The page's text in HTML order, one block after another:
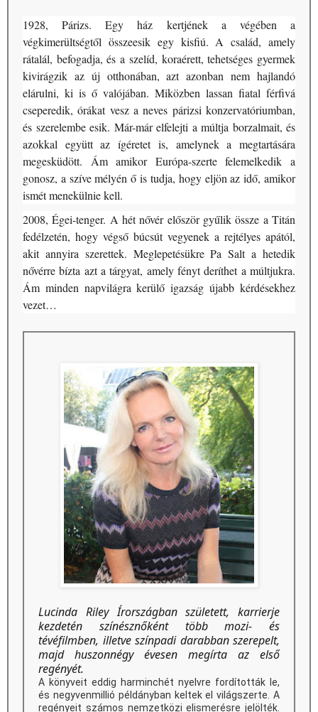
1928, Párizs. Egy ház kertjének a végében a
végkimerültségtől összeesik egy kisfiú. A család, amely
rátalál, befogadja, és a szelíd, koraérett, tehetséges gyermek
kivirágzik az új otthonában, azt azonban nem hajlandó
elárulni, ki is ő valójában. Miközben lassan fiatal férfivá
cseperedik, órákat vesz a neves párizsi konzervatóriumban,
és szerelembe esik. Már-már elfelejti a múltja borzalmait, és
azokkal együtt az ígéretet is, amelynek a megtartására
megesküdött. Ám amikor Európa-szerte felemelkedik a
gonosz, a szíve mélyén ő is tudja, hogy eljön az idő, amikor
ismét menekülnie kell.
2008, Égei-tenger. A hét nővér először gyűlik össze a Titán
fedélzetén, hogy végső búcsút vegyenek a rejtélyes apától,
akit annyira szerettek. Meglepetésükre Pa Salt a hetedik
nővérre bízta azt a tárgyat, amely fényt deríthet a múltjukra.
Ám minden napvilágra kerülő igazság újabb kérdésekhez
vezet…
Lucinda Riley Írországban született, karrierje
kezdetén színésznőként több mozi- és
tévéfilmben, illetve színpadi darabban szerepelt,
majd huszonnégy évesen megírta az első
regényét.
A könyveit eddig harminchét nyelvre fordították le,
és negyvenmillió példányban keltek el világszerte. A
regényeit számos nemzetközi elismerésre jelölték.